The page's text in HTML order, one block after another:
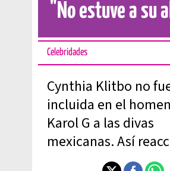
"No estuve a su
Celebridades
Cynthia Klitbo no
incluida en el
Karol G a las divas
mexicanas. Así